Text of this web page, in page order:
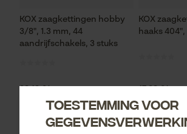
KOX zaagkettingen hobby
3/8", 1.3 mm, 44
aandrijfschakels, 3 stuks
KOX
haaks
Toestemming voor